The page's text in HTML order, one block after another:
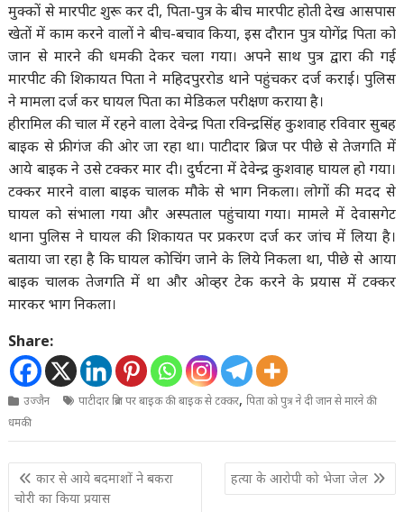
मुक्कों से मारपीट शुरू कर दी, पिता-पुत्र के बीच मारपीट होती देख आसपास
खेतों में काम करने वालों ने बीच-बचाव किया, इस दौरान पुत्र योगेंद्र पिता को
जान से मारने की धमकी देकर चला गया। अपने साथ पुत्र द्वारा की गई
मारपीट की शिकायत पिता ने महिदपुररोड थाने पहुंचकर दर्ज कराई। पुलिस
ने मामला दर्ज कर घायल पिता का मेडिकल परीक्षण कराया है।
हीरामिल की चाल में रहने वाला देवेन्द्र पिता रविन्द्रसिंह कुशवाह रविवार सुबह
बाइक से फ्रीगंज की ओर जा रहा था। पाटीदार ब्रिज पर पीछे से तेजगति में
आये बाइक ने उसे टक्कर मार दी। दुर्घटना में देवेन्द्र कुशवाह घायल हो गया।
टक्कर मारने वाला बाइक चालक मौके से भाग निकला। लोगों की मदद से
घायल को संभाला गया और अस्पताल पहुंचाया गया। मामले में देवासगेट
थाना पुलिस ने घायल की शिकायत पर प्रकरण दर्ज कर जांच में लिया है।
बताया जा रहा है कि घायल कोचिंग जाने के लिये निकला था, पीछे से आया
बाइक चालक तेजगति में था और ओव्हर टेक करने के प्रयास में टक्कर
मारकर भाग निकला।
Share:
उज्जैन पाटीदार ब्रिज पर बाइक की बाइक से टक्कर,पिता को पुत्र ने दी जान से मारने की
धमकी
Post
navigation
कार से आये बदमाशों ने बकरा
चोरी का किया प्रयास
हत्या के आरोपी को भेजा जेल